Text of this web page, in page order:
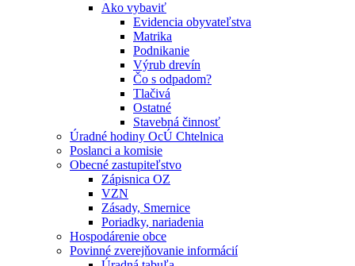
Ako vybaviť
Evidencia obyvateľstva
Matrika
Podnikanie
Výrub drevín
Čo s odpadom?
Tlačivá
Ostatné
Stavebná činnosť
Úradné hodiny OcÚ Chtelnica
Poslanci a komisie
Obecné zastupiteľstvo
Zápisnica OZ
VZN
Zásady, Smernice
Poriadky, nariadenia
Hospodárenie obce
Povinné zverejňovanie informácií